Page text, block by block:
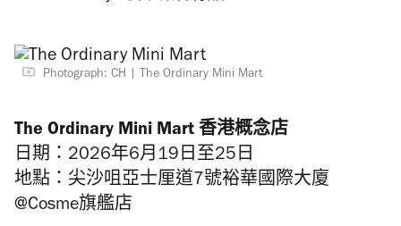
Photograph: CH The Ordinary Mini Mart
The Ordinary Mini Mart 香港概念店
日期：2026年6月19日至25日
地點：尖沙咀亞士厘道7號裕華國際大廈
@Cosme旗艦店